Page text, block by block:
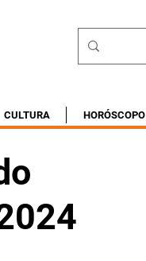
CULTURA HORÓSCOPO